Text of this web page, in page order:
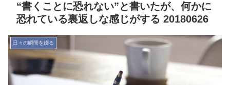
“書くことに恐れない”と書いたが、何かに
恐れている裏返しな感じがする 20180626
日々の瞬間を綴る